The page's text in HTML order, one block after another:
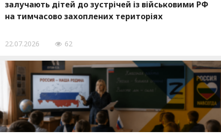
залучають дітей до зустрічей із військовими РФ
на тимчасово захоплених територіях
22.07.2026 62